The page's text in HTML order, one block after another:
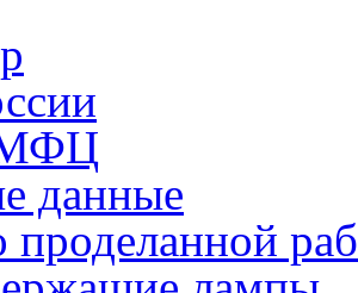
МФЦ
данные